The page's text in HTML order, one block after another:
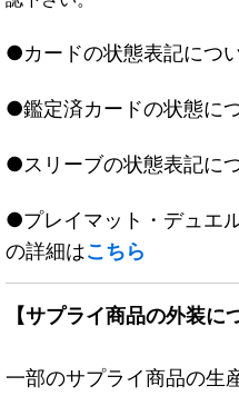
●カードの状態表記につ
●鑑定済カードの状態に
●スリーブの状態表記に
●プレイマット・デュエ
の詳細はこちら
【サプライ商品の外装に
一部のサプライ商品の生